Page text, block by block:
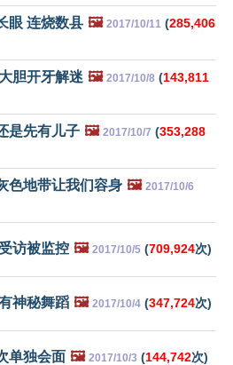
眼 连烧数县 🖼️ 2017/10/11 (285,406
胆开牙解迷 🖼️ 2017/10/8 (143,811
是先有儿子 🖼️ 2017/10/7 (353,288
色地带让我们容身 🖼️ 2017/10/6
访被监控 🖼️ 2017/10/5 (709,924次)
神秘舞蹈 🖼️ 2017/10/4 (347,724次)
单独会面 🖼️ 2017/10/3 (144,742次)